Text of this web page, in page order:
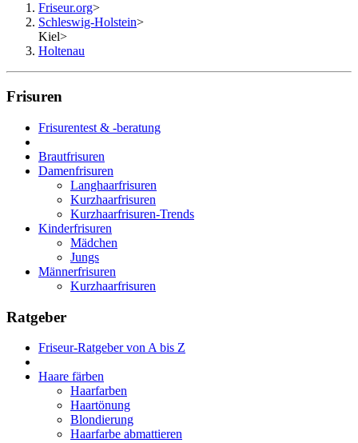
Friseur.org>
Schleswig-Holstein>
Kiel>
Holtenau
Frisuren
Frisurentest & -beratung
Brautfrisuren
Damenfrisuren
Langhaarfrisuren
Kurzhaarfrisuren
Kurzhaarfrisuren-Trends
Kinderfrisuren
Mädchen
Jungs
Männerfrisuren
Kurzhaarfrisuren
Ratgeber
Friseur-Ratgeber von A bis Z
Haare färben
Haarfarben
Haartönung
Blondierung
Haarfarbe abmattieren